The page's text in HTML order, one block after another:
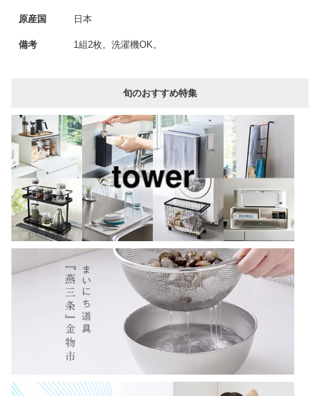
原産国 日本
備考 1組2枚。洗濯機OK。
旬のおすすめ特集